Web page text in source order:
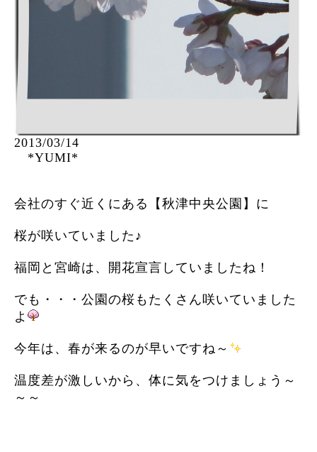
2013/03/14
*YUMI*
会社のすぐ近くにある【秋津中央公園】に
桜が咲いていました♪
福岡と宮崎は、開花宣言していましたね！
でも・・・公園の桜もたくさん咲いていました
よ
今年は、春が来るのが早いですね～
温度差が激しいから、体に気をつけましょう～
～～